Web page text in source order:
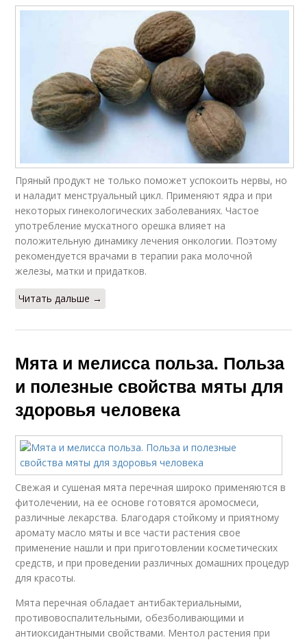
Пряный продукт не только поможет успокоить нервы, но
и наладит менструальный цикл. Применяют ядра и при
некоторых гинекологических заболеваниях. Частое
употребление мускатного орешка влияет на
положительную динамику лечения онкологии. Поэтому
рекомендуется врачами в терапии рака молочной
железы, матки и придатков.
Читать дальше →
Мята и мелисса польза. Польза
и полезные свойства мяты для
здоровья человека
Свежая и сушеная мята перечная широко применяются в
фитолечении, на ее основе готовятся аромосмеси,
различные лекарства. Благодаря стойкому и приятному
аромату масло мяты и все части растения свое
применение нашли и при приготовлении косметических
средств, и при проведении различных домашних процедур
для красоты.
Мята перечная обладает антибактериальными,
противовоспалительными, обезболивающими и
антиоксидантными свойствами. Ментол растения при